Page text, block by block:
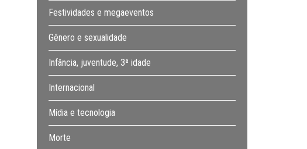
Festividades e megaeventos
Gênero e sexualidade
Infância, juventude, 3ª idade
Internacional
Mídia e tecnologia
Morte